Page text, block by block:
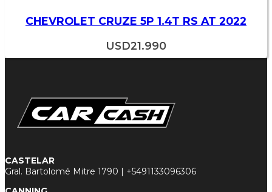
CHEVROLET CRUZE 5P 1.4T RS AT 2022
USD21.990
CASTELAR
Gral. Bartolomé Mitre 1790 | +5491133096306